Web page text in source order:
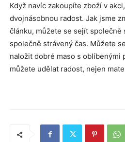
Když navíc zakoupíte zboží v
dvojnásobnou radost. Jak jsme
článku, můžete se sejít společně
společně strávený čas. Můžete
naložit dobré maso s oblíbenými
můžete udělat radost, nejen